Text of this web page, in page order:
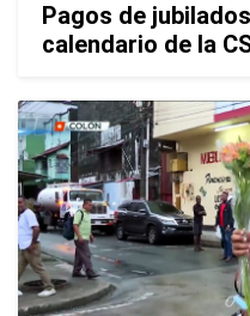
Pagos de
calendario de la